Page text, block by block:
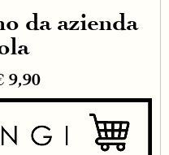
da azienda
9,90